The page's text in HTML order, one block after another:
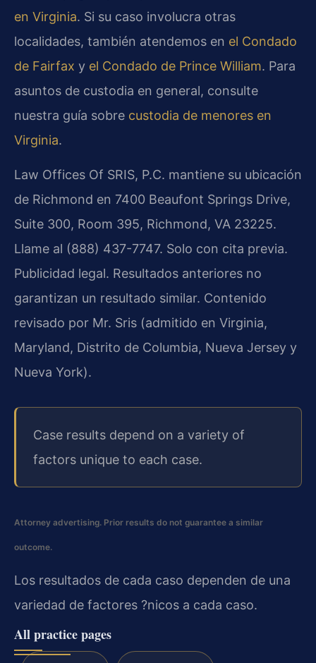
en Virginia. Si su caso involucra otras
localidades, también atendemos en el Condado
de Fairfax y el Condado de Prince William. Para
asuntos de custodia en general, consulte
nuestra guía sobre custodia de menores en
Virginia.
Law Offices Of SRIS, P.C. mantiene su ubicación
de Richmond en 7400 Beaufont Springs Drive,
Suite 300, Room 395, Richmond, VA 23225.
Llame al (888) 437-7747. Solo con cita previa.
Publicidad legal. Resultados anteriores no
garantizan un resultado similar. Contenido
revisado por Mr. Sris (admitido en Virginia,
Maryland, Distrito de Columbia, Nueva Jersey y
Nueva York).
Case results depend on a variety of
factors unique to each case.
Attorney advertising. Prior results do not guarantee a similar
outcome.
Los resultados de cada caso dependen de una
variedad de factores ?nicos a cada caso.
All practice pages